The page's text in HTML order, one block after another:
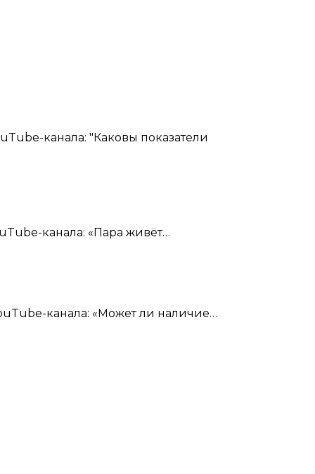
канала: "Каковы показатели
канала: «Пара живёт…
канала: «Может ли наличие…